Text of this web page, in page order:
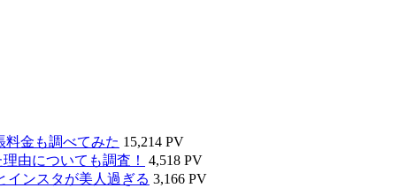
料金も調べてみた 15,214 PV
由についても調査！
4,518 PV
インスタが美人過ぎる 3,166 PV